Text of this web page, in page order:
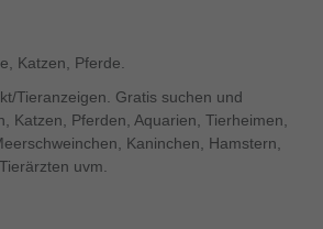
Katzen, Pferde.
Tieranzeigen. Gratis suchen und
Katzen, Pferden, Aquarien, Tierheimen,
Kaninchen, Hamstern,
uvm.